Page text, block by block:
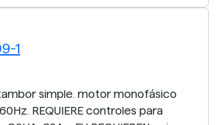
1
simple. motor monofásico
REQUIERE controles para